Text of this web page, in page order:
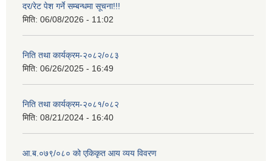
दर/रेट पेश गर्ने सम्बन्धमा सूचना!!!
मिति: 06/08/2026 - 11:02
निति तथा कार्यक्रम-२०८२/०८३
मिति: 06/26/2025 - 16:49
निति तथा कार्यक्रम-२०८१/०८२
मिति: 08/21/2024 - 16:40
आ.ब.०७९/०८० को एकिकृत आय व्यय विवरण